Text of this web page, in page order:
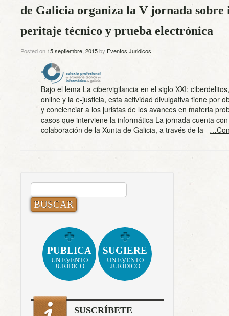
de Galicia organiza la V jornada
peritaje técnico y prueba electrónica
Posted on 15 septiembre, 2015by Eventos Juridicos
Bajo el lema La cibervigilancia en el siglo XXI:
online y la e-justicia, esta actividad divulgativa tiene por
y concienciar a los juristas de los avances en materia
casos que interviene la informática La jornada cuenta
colaboración de la Xunta de Galicia, a través de la
BUSCAR:
PUBLICA
UN EVENTO
JURÍDICO
SUGIERE
UN EVENTO
JURÍDICO
SUSCRÍBETE